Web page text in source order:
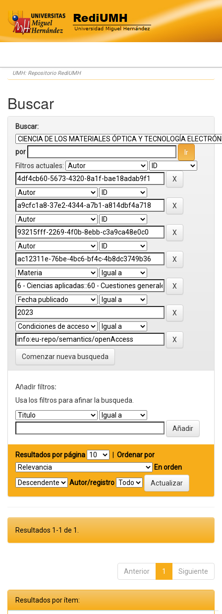
Skip
navigation
UMH: Repositorio RediUMH
Buscar
Buscar:
por
Filtros actuales:
Comenzar nueva busqueda
Añadir filtros:
Usa los filtros para afinar la busqueda.
Resultados por página
Ordenar por
En orden
Autor/registro
Resultados 1-1 de 1.
Anterior 1 Siguiente
Resultados por ítem: